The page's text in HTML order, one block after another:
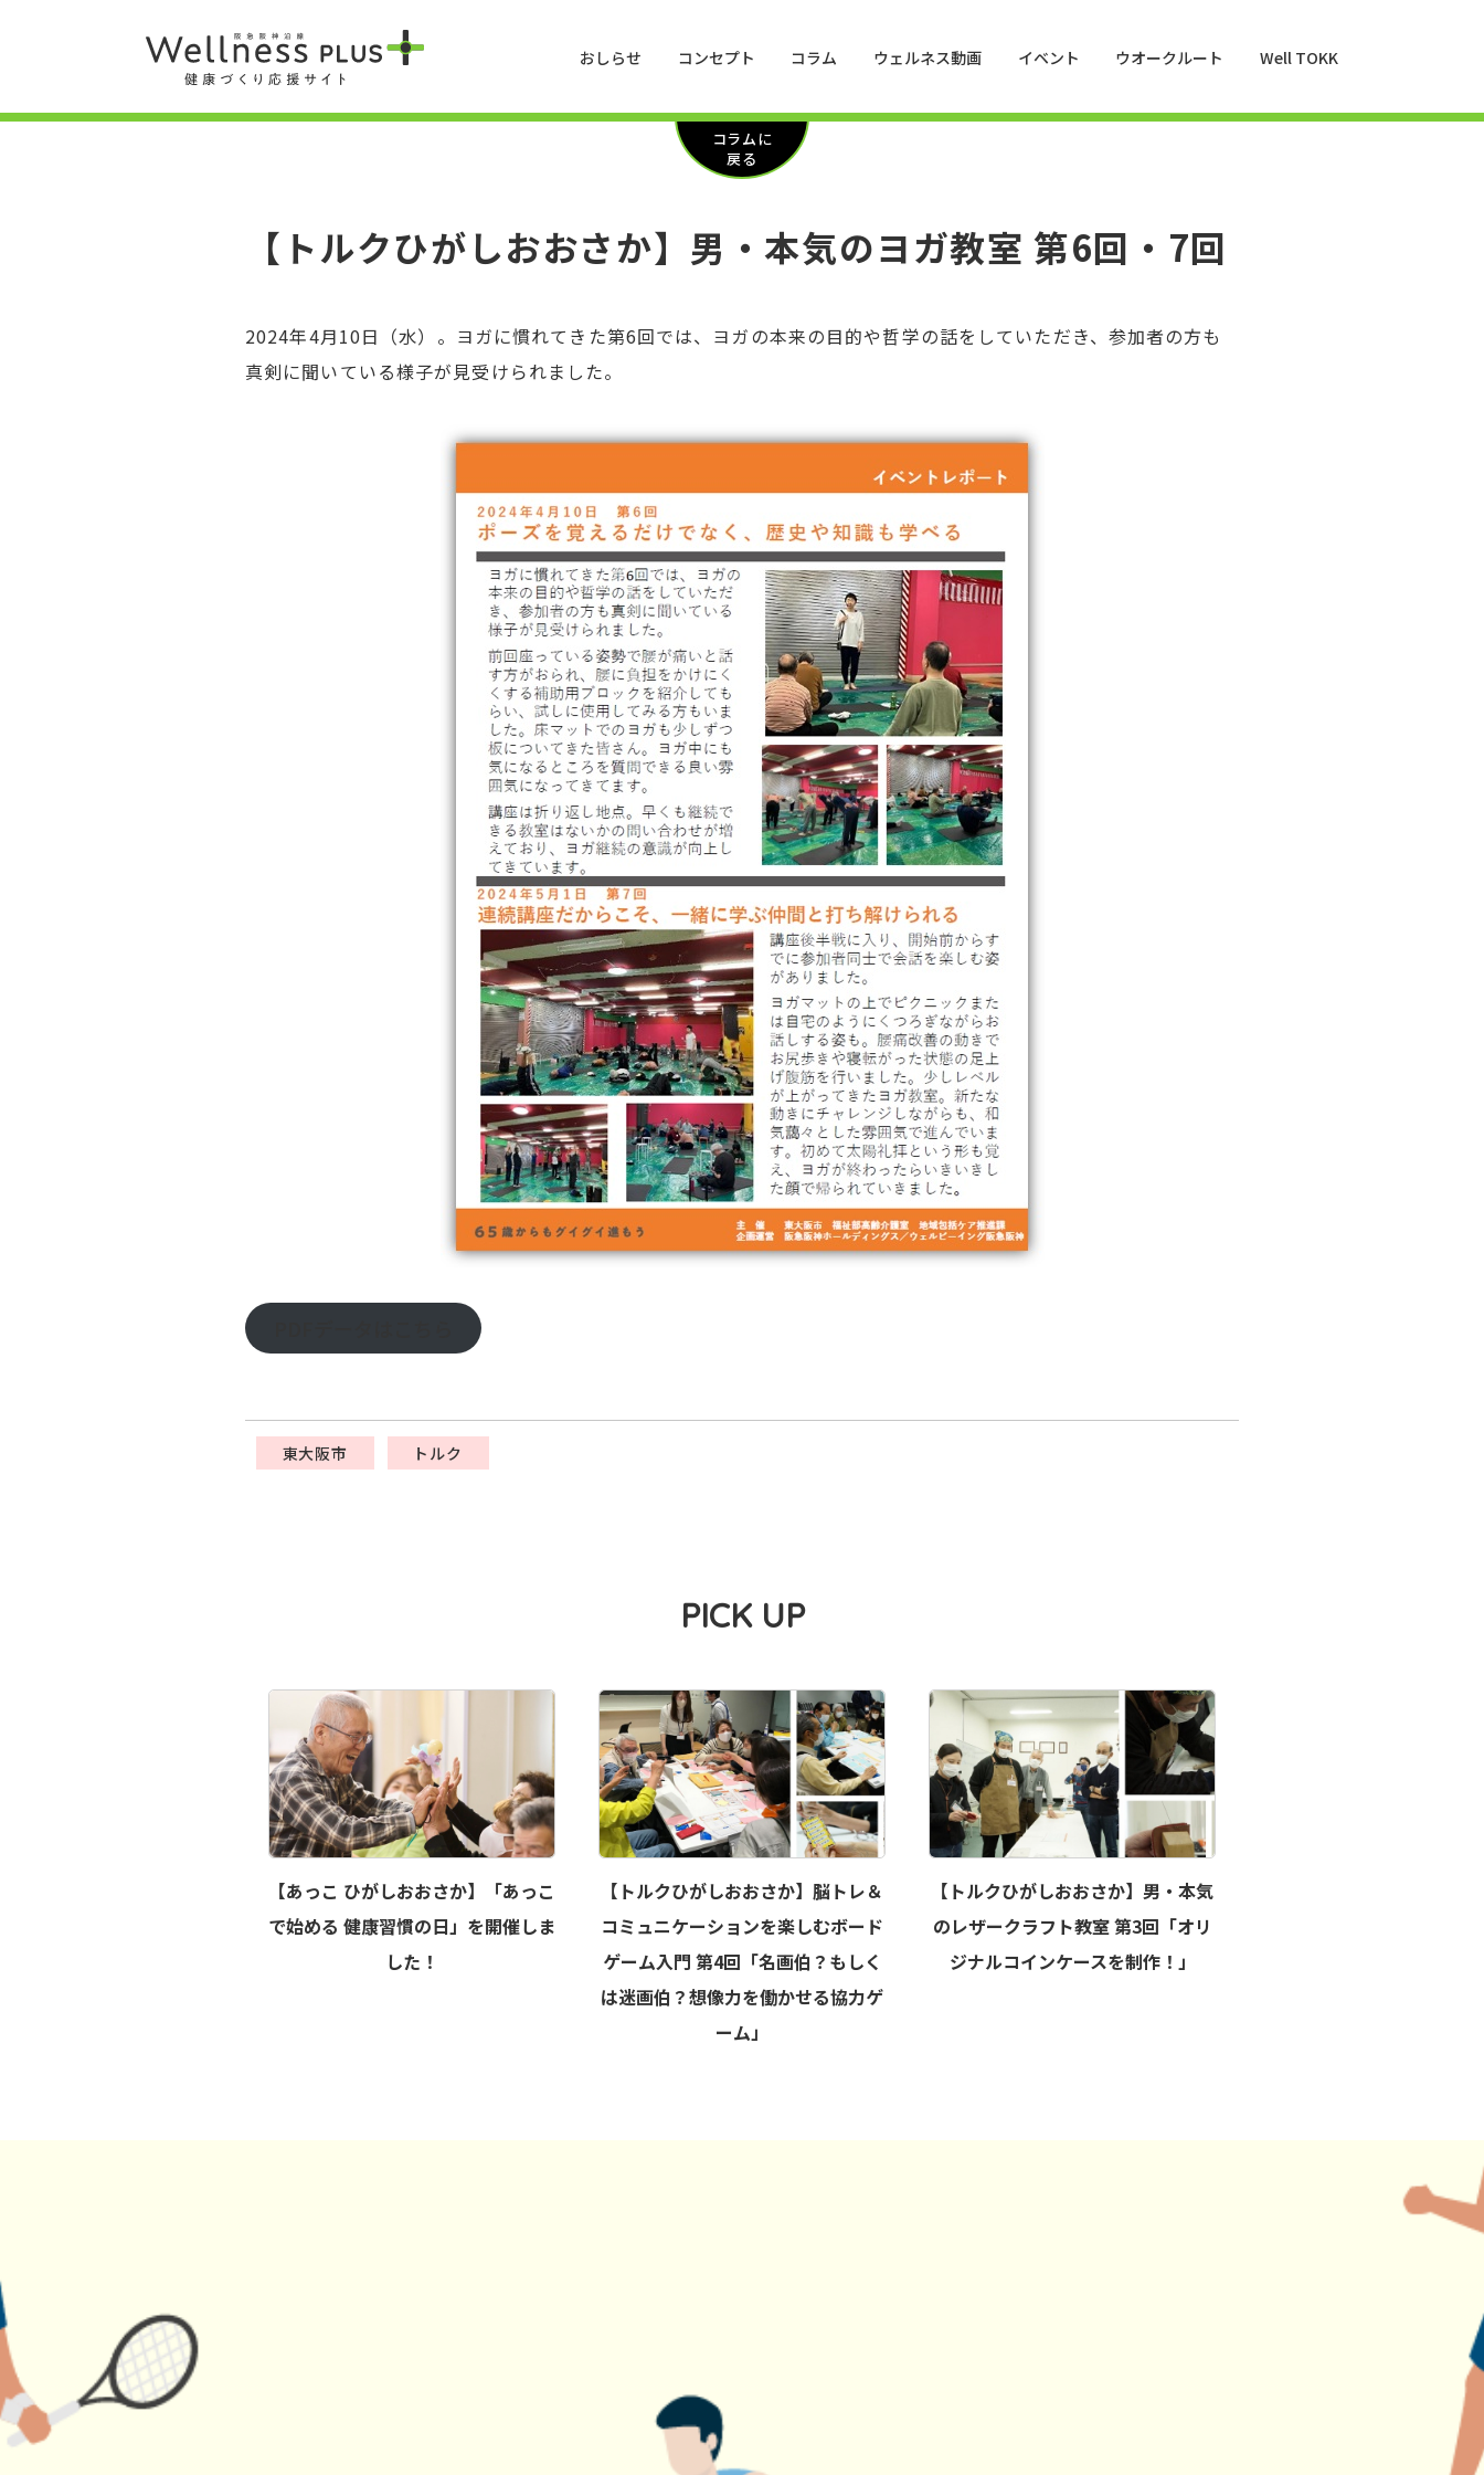
おしらせ コンセプト コラム ウェルネス動画 イベント ウオークルート Well TOKK
コラムに
戻る
【トルクひがしおおさか】男・本気のヨガ教室 第6回・7回
2024年4月10日（水）。ヨガに慣れてきた第6回では、ヨガの本来の目的や哲学の話をしていただき、参加者の方も
真剣に聞いている様子が見受けられました。
東大阪市 トルク
PICK UP
【あっこ ひがしおおさか】「あっこ
で始める 健康習慣の日」を開催しま
した！
【トルクひがしおおさか】脳トレ＆
コミュニケーションを楽しむボード
ゲーム入門 第4回「名画伯？もしく
は迷画伯？想像力を働かせる協力ゲ
ーム」
【トルクひがしおおさか】男・本気
のレザークラフト教室 第3回「オリ
ジナルコインケースを制作！」